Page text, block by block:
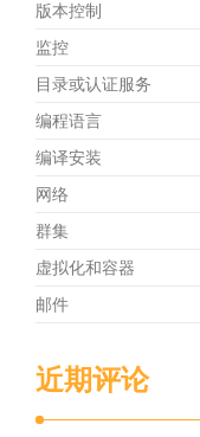
版本控制
监控
目录或认证服务
编程语言
编译安装
网络
群集
虚拟化和容器
邮件
近期评论